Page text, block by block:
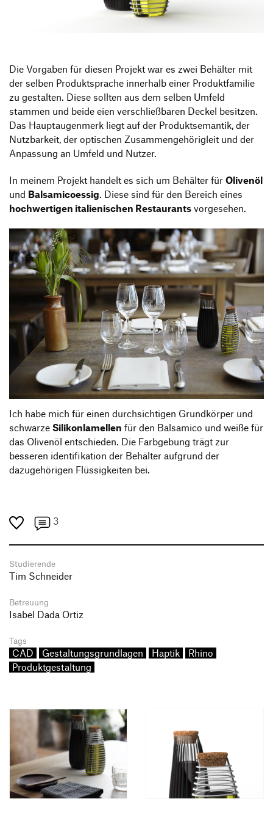
Transfer und Kooperation
Produktgestaltung B.A.
Die Vorgaben für diesen Projekt war es zwei Behälter mit
der selben Produktsprache innerhalb einer Produktfamilie
zu gestalten. Diese sollten aus dem selben Umfeld
stammen und beide eien verschließbaren Deckel besitzen.
Das Hauptaugenmerk liegt auf der Produktsemantik, der
Nutzbarkeit, der optischen Zusammengehörigleit und der
Anpassung an Umfeld und Nutzer.
In meinem Projekt handelt es sich um Behälter für Olivenöl
und Balsamicoessig. Diese sind für den Bereich eines
hochwertigen italienischen Restaurants vorgesehen.
Ich habe mich für einen durchsichtigen Grundkörper und
schwarze Silikonlamellen für den Balsamico und weiße für
das Olivenöl entschieden. Die Farbgebung trägt zur
besseren identifikation der Behälter aufgrund der
dazugehörigen Flüssigkeiten bei.
3
Studierende
Tim Schneider
Betreuung
Isabel Dada Ortiz
Tags
CAD Gestaltungsgrundlagen Haptik
Rhino
Produktgestaltung